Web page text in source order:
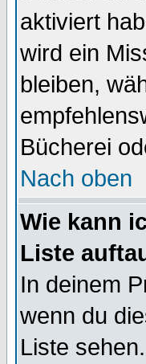
aktiviert
wird ein
bleiben,
Bücherei
Nach oben
Wie kann
Liste
In deinem
wenn du
Liste